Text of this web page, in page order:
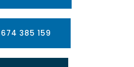
674 385 159